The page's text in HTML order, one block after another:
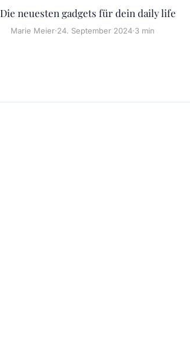
Die neuesten gadgets für dein daily life
Marie Meier·24. September 2024·3 min